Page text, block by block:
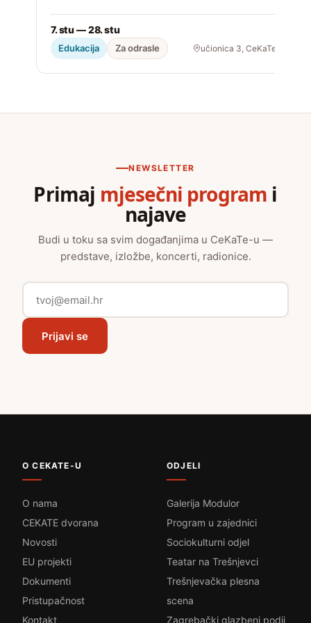
7. stu — 28. stu
Edukacija Za odrasle učionica 3, CeKaTe
NEWSLETTER
Primaj mjesečni program i
najave
Budi u toku sa svim događanjima u CeKaTe-u —
predstave, izložbe, koncerti, radionice.
Prijavi se
O CEKATE-U
O nama
CEKATE dvorana
Novosti
EU projekti
Dokumenti
Pristupačnost
Kontakt
ODJELI
Galerija Modulor
Program u zajednici
Sociokulturni odjel
Teatar na Trešnjevci
Trešnjevačka plesna
scena
Zagrebački glazbeni podij